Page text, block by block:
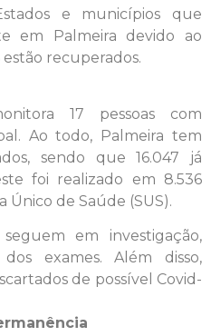
e municípios que
em Palmeira devido ao
recuperados.
17 pessoas com
Ao todo, Palmeira tem
sendo que 16.047 já
foi realizado em 8.536
Único de Saúde (SUS).
em investigação,
exames. Além disso,
de possível Covid-